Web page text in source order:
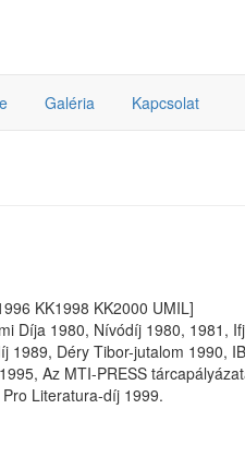
Galéria Kapcsolat
KK1998 KK2000 UMIL]
Díja 1980, Nívódíj 1980, 1981,
1989, Déry Tibor-jutalom 1990,
Az MTI-PRESS
Literatura-díj 1999.